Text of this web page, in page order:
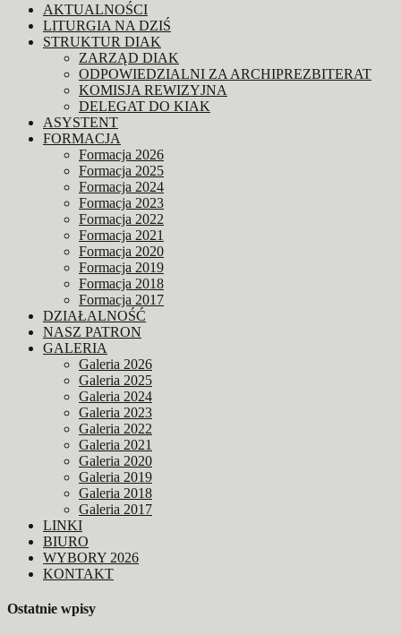
AKTUALNOŚCI
LITURGIA NA DZIŚ
STRUKTUR DIAK
ZARZĄD DIAK
ODPOWIEDZIALNI ZA ARCHIPREZBITERAT
KOMISJA REWIZYJNA
DELEGAT DO KIAK
ASYSTENT
FORMACJA
Formacja 2026
Formacja 2025
Formacja 2024
Formacja 2023
Formacja 2022
Formacja 2021
Formacja 2020
Formacja 2019
Formacja 2018
Formacja 2017
DZIAŁALNOŚĆ
NASZ PATRON
GALERIA
Galeria 2026
Galeria 2025
Galeria 2024
Galeria 2023
Galeria 2022
Galeria 2021
Galeria 2020
Galeria 2019
Galeria 2018
Galeria 2017
LINKI
BIURO
WYBORY 2026
KONTAKT
Ostatnie wpisy